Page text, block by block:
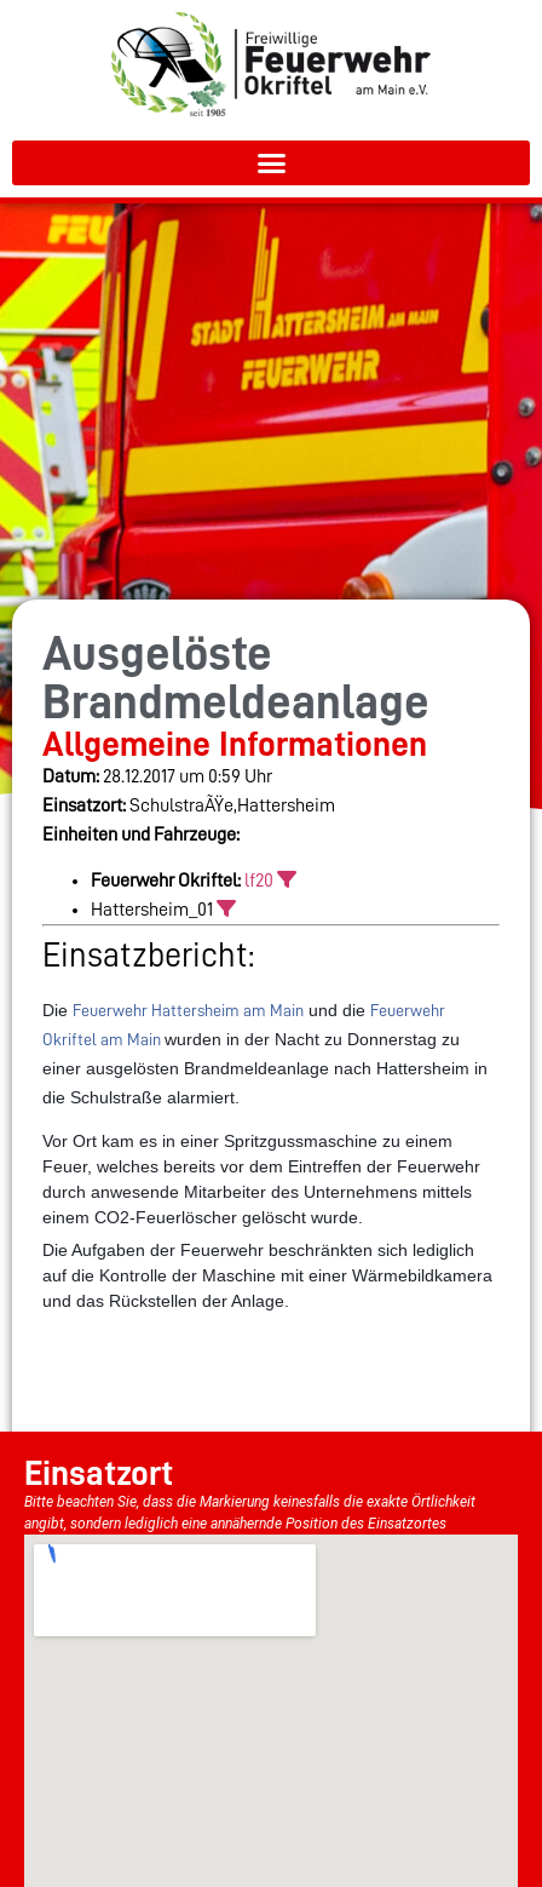
Ausgelöste
Brandmeldeanlage
Allgemeine Informationen
Datum: 28.12.2017 um 0:59 Uhr
Einsatzort:SchulstraÃŸe,Hattersheim
Einheiten und Fahrzeuge:
Feuerwehr Okriftel: lf20
Hattersheim_01
Einsatzbericht:
Die Feuerwehr Hattersheim am Main und die Feuerwehr
Okriftel am Main wurden in der Nacht zu Donnerstag zu
einer ausgelösten Brandmeldeanlage nach Hattersheim in
die Schulstraße alarmiert.
Vor Ort kam es in einer Spritzgussmaschine zu einem
Feuer, welches bereits vor dem Eintreffen der Feuerwehr
durch anwesende Mitarbeiter des Unternehmens mittels
einem CO2-Feuerlöscher gelöscht wurde.
Die Aufgaben der Feuerwehr beschränkten sich lediglich
auf die Kontrolle der Maschine mit einer Wärmebildkamera
und das Rückstellen der Anlage.
Einsatzort
Bitte beachten Sie, dass die Markierung keinesfalls die exakte Örtlichkeit
angibt, sondern lediglich eine annähernde Position des Einsatzortes